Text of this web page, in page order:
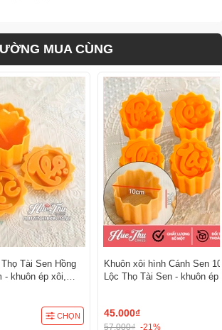
MUA CÙNG
Tài Sen Hồng
- khuôn ép xôi,
CHỌN
Khuôn xôi hình Cánh Sen
Lộc Thọ Tài Sen - khuôn
45.000₫
57.000₫ -21%